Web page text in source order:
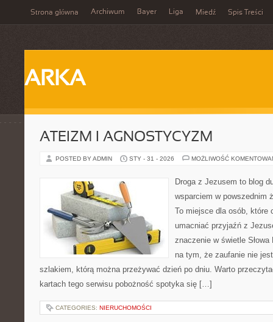
Strona główna Archiwum Bayer Liga Miedź Spis Treści
ARKA
ATEIZM I AGNOSTYCYZM
POSTED BY ADMIN STY - 31 - 2026 MOŻLIWOŚĆ
Droga z Jezusem to blog
wsparciem w powszednim
To miejsce dla osób, które
umacniać przyjaźń z
znaczenie w świetle Słowa
na tym, że zaufanie nie
szlakiem, którą można przeżywać dzień po dniu. Warto
kartach tego serwisu pobożność spotyka się […]
CATEGORIES: NIERUCHOMOŚCI